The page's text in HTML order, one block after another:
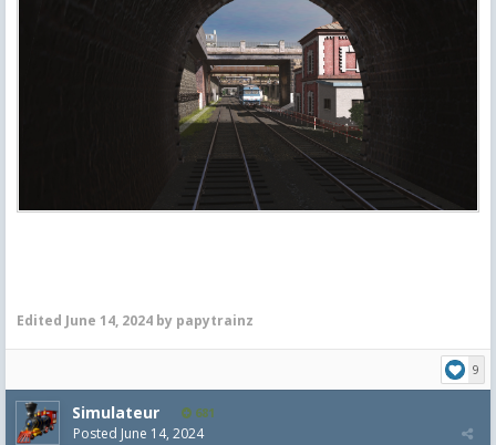
Edited June 14, 2024 by papytrainz
9
Simulateur 681
Posted June 14, 2024